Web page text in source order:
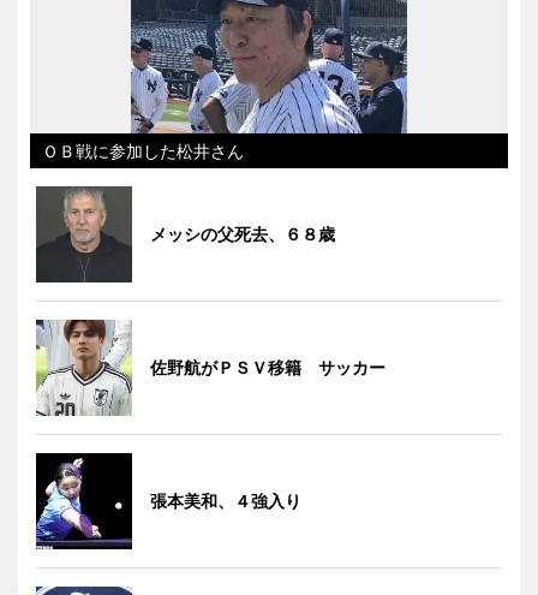
ＯＢ戦に参加した松井さん
メッシの父死去、６８歳
佐野航がＰＳＶ移籍 サッカー
張本美和、４強入り